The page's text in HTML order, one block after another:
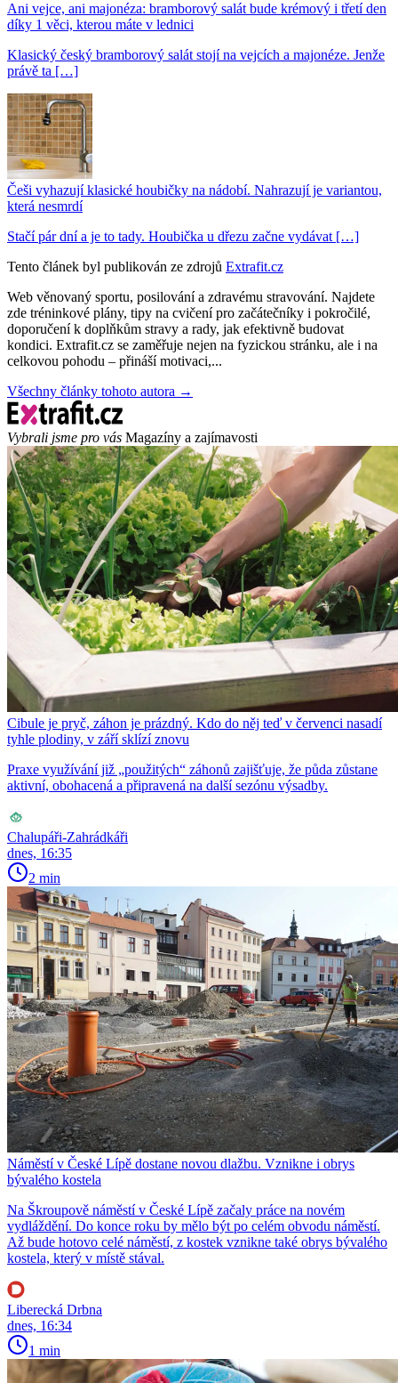
Ani vejce, ani majonéza: bramborový salát bude krémový i třetí den
díky 1 věci, kterou máte v lednici
Klasický český bramborový salát stojí na vejcích a majonéze. Jenže
právě ta […]
Češi vyhazují klasické houbičky na nádobí. Nahrazují je variantou,
která nesmrdí
Stačí pár dní a je to tady. Houbička u dřezu začne vydávat […]
Tento článek byl publikován ze zdrojů Extrafit.cz
Web věnovaný sportu, posilování a zdravému stravování. Najdete
zde tréninkové plány, tipy na cvičení pro začátečníky i pokročilé,
doporučení k doplňkům stravy a rady, jak efektivně budovat
kondici. Extrafit.cz se zaměřuje nejen na fyzickou stránku, ale i na
celkovou pohodu – přináší motivaci,...
Všechny články tohoto autora →
Vybrali jsme pro vás Magazíny a zajímavosti
Cibule je pryč, záhon je prázdný. Kdo do něj teď v červenci nasadí
tyhle plodiny, v září sklízí znovu
Praxe využívání již „použitých“ záhonů zajišťuje, že půda zůstane
aktivní, obohacená a připravená na další sezónu výsadby.
Chalupáři-Zahrádkáři
dnes, 16:35
2 min
Náměstí v České Lípě dostane novou dlažbu. Vznikne i obrys
bývalého kostela
Na Škroupově náměstí v České Lípě začaly práce na novém
vydláždění. Do konce roku by mělo být po celém obvodu náměstí.
Až bude hotovo celé náměstí, z kostek vznikne také obrys bývalého
kostela, který v místě stával.
Liberecká Drbna
dnes, 16:34
1 min